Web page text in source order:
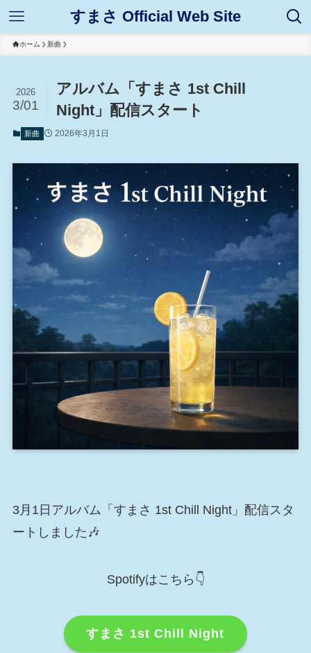
すまさ Official Web Site
ホーム 新曲
アルバム「すまさ 1st Chill
Night」配信スタート
2026
3/01
新曲 2026年3月1日
3月1日アルバム「すまさ 1st Chill Night」配信スタ
ートしました🎶
Spotifyはこちら👇
すまさ 1st Chill Night